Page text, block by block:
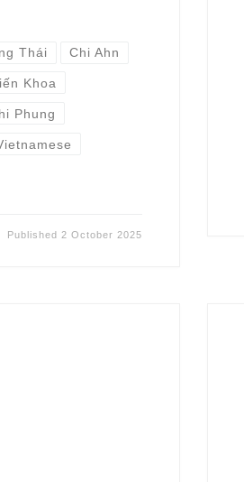
Thái Chi Ahn
Khoa
Phung
Published 2 October 2025